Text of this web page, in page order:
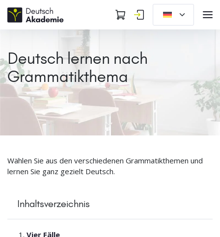
Deutsch lernen nach
Grammatikthema
Wählen Sie aus den verschiedenen Grammatikthemen und
lernen Sie ganz gezielt Deutsch.
Inhaltsverzeichnis
Vier Fälle